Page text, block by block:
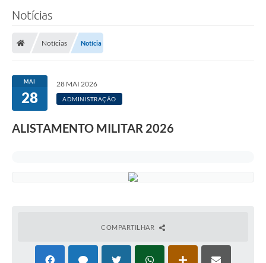
Notícias
Notícias Notícia
MAI
28
28 MAI 2026
ADMINISTRAÇÃO
ALISTAMENTO MILITAR 2026
COMPARTILHAR